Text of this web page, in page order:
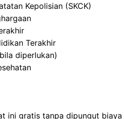
Kepolisian (SKCK)
Terakhir
diperlukan)
ini gratis tanpa dipungut biaya